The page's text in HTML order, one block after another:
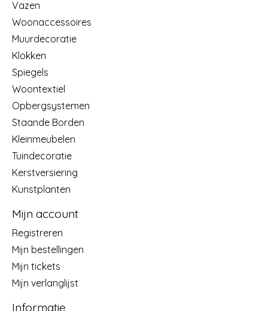
Vazen
Woonaccessoires
Muurdecoratie
Klokken
Spiegels
Woontextiel
Opbergsystemen
Staande Borden
Kleinmeubelen
Tuindecoratie
Kerstversiering
Kunstplanten
Mijn account
Registreren
Mijn bestellingen
Mijn tickets
Mijn verlanglijst
Informatie